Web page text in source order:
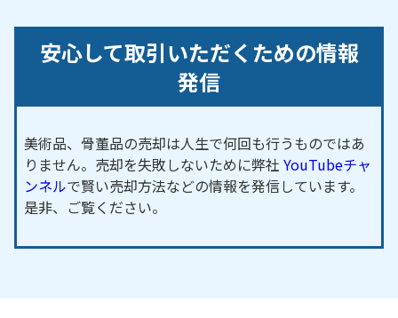
安心して取引いただくための情報
発信
美術品、骨董品の売却は人生で何回も行うものではあ
りません。売却を失敗しないために弊社 YouTubeチャ
ンネルで賢い売却方法などの情報を発信しています。
是非、ご覧ください。